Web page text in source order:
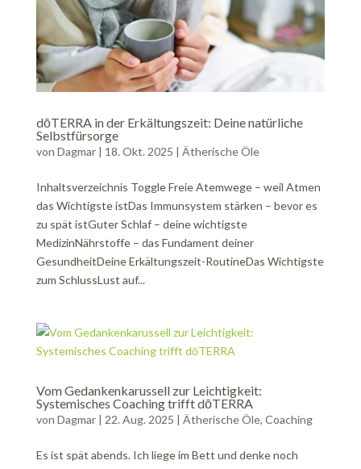
dōTERRA in der Erkältungszeit: Deine natürliche
Selbstfürsorge
von Dagmar| 18. Okt. 2025 | Ätherische Öle
Inhaltsverzeichnis Toggle Freie Atemwege – weil Atmen
das Wichtigste istDas Immunsystem stärken – bevor es
zu spät istGuter Schlaf – deine wichtigste
MedizinNährstoffe – das Fundament deiner
GesundheitDeine Erkältungszeit-RoutineDas Wichtigste
zum SchlussLust auf...
Vom Gedankenkarussell zur Leichtigkeit:
Systemisches Coaching trifft dōTERRA
von Dagmar| 22. Aug. 2025 | Ätherische Öle, Coaching
Es ist spät abends. Ich liege im Bett und denke noch